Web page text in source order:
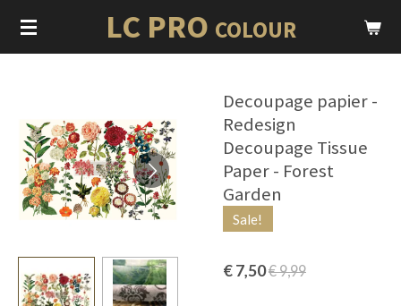
Ga
direct
LC PRO COLOUR
Decoupage papier -
Redesign
Decoupage Tissue
Paper - Forest
Garden
Sale!
€ 7,50€ 9,99